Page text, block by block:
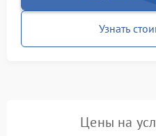
Узнать
Цены на